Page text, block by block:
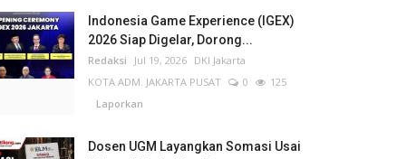
Indonesia Game Experience (IGEX)
2026 Siap Digelar, Dorong...
Redaksi Jul 19, 2026 DKI Jakarta
KOTA ADM. JAKARTA PUSAT
0
125
Laporkan
Dosen UGM Layangkan Somasi Usai